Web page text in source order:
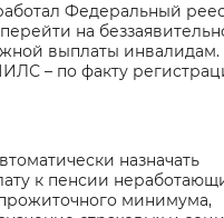
Федеральный
на
выплаты инвалидам.
– по факту
назначать
к пенсии
минимума,